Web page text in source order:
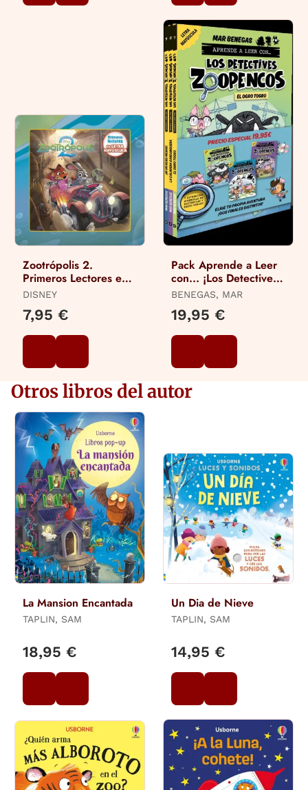
Zootrópolis 2.
Primeros Lectores en
Letra Mayúscula
DISNEY
7,95 €
Pack Aprende a Leer
con... ¡Los Detectives
Zoopencos! 7, 8 y 9:
en Letra Mayúscu
BENEGAS, MAR
19,95 €
Otros libros del autor
La Mansion Encantada
TAPLIN, SAM
18,95 €
Un Dia de Nieve
TAPLIN, SAM
14,95 €